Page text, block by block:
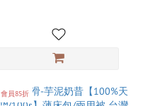
會員85折